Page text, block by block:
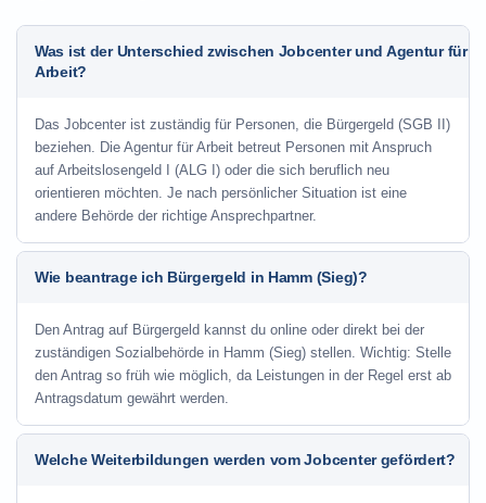
Was ist der Unterschied zwischen Jobcenter und Agentur für
Arbeit?
Das Jobcenter ist zuständig für Personen, die Bürgergeld (SGB II)
beziehen. Die Agentur für Arbeit betreut Personen mit Anspruch
auf Arbeitslosengeld I (ALG I) oder die sich beruflich neu
orientieren möchten. Je nach persönlicher Situation ist eine
andere Behörde der richtige Ansprechpartner.
Wie beantrage ich Bürgergeld in Hamm (Sieg)?
Den Antrag auf Bürgergeld kannst du online oder direkt bei der
zuständigen Sozialbehörde in Hamm (Sieg) stellen. Wichtig: Stelle
den Antrag so früh wie möglich, da Leistungen in der Regel erst ab
Antragsdatum gewährt werden.
Welche Weiterbildungen werden vom Jobcenter gefördert?